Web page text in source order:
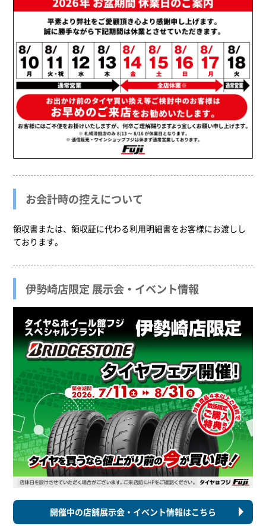
お会計時の控えについて
領収書または、領収証に代わる利用明細書をお客様にお渡しし
ております。
伊勢崎店限定 展示会・イベント情報
開催中の店舗展示会・イベント情報はこちら